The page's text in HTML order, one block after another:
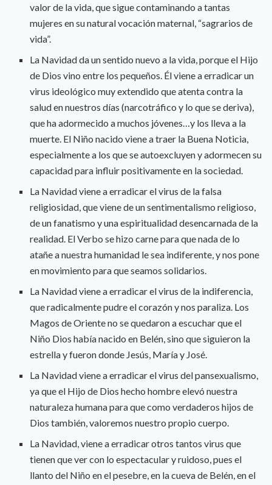
valor de la vida, que sigue contaminando a tantas
mujeres en su natural vocación maternal, “sagrarios de
vida”.
La Navidad da un sentido nuevo a la vida, porque el Hijo
de Dios vino entre los pequeños. Él viene a erradicar un
virus ideológico muy extendido que atenta contra la
salud en nuestros días (narcotráfico y lo que se deriva),
que ha adormecido a muchos jóvenes…y los lleva a la
muerte. El Niño nacido viene a traer la Buena Noticia,
especialmente a los que se autoexcluyen y adormecen su
capacidad para influir positivamente en la sociedad.
La Navidad viene a erradicar el virus de la falsa
religiosidad, que viene de un sentimentalismo religioso,
de un fanatismo y una espiritualidad desencarnada de la
realidad. El Verbo se hizo carne para que nada de lo
atañe a nuestra humanidad le sea indiferente, y nos pone
en movimiento para que seamos solidarios.
La Navidad viene a erradicar el virus de la indiferencia,
que radicalmente pudre el corazón y nos paraliza. Los
Magos de Oriente no se quedaron a escuchar que el
Niño Dios había nacido en Belén, sino que siguieron la
estrella y fueron donde Jesús, María y José.
La Navidad viene a erradicar el virus del pansexualismo,
ya que el Hijo de Dios hecho hombre elevó nuestra
naturaleza humana para que como verdaderos hijos de
Dios también, valoremos nuestro propio cuerpo.
La Navidad, viene a erradicar otros tantos virus que
tienen que ver con lo espectacular y ruidoso, pues el
llanto del Niño en el pesebre, en la cueva de Belén, en el